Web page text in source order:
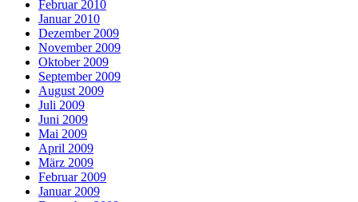
Februar 2010
Januar 2010
Dezember 2009
November 2009
Oktober 2009
September 2009
August 2009
Juli 2009
Juni 2009
Mai 2009
April 2009
März 2009
Februar 2009
Januar 2009